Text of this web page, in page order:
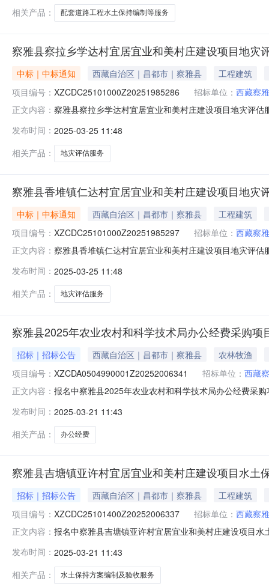
相关产品：
配套道路工程水土保持编制等服务
察雅县察拉乡学达村宜居宜业和美村庄建设项目地灾
中标｜中标通知 西藏自治区｜昌都市｜察雅县
工程建筑
项目编号： XZCDC25101000Z20251985286 招标单位： 西藏察
正文内容： 察雅县察拉乡学达村宜居宜业和美村庄建设项目地灾评
2025-02-2500:00:00发布时间：2025-02-2016:09:24采
发布时间： 2025-03-25 11:48
相关产品：
地灾评估服务
察雅县香堆镇仁达村宜居宜业和美村庄建设项目地灾
中标｜中标通知 西藏自治区｜昌都市｜察雅县
工程建筑
项目编号： XZCDC25101000Z20251985297 招标单位： 西藏察
正文内容： 察雅县香堆镇仁达村宜居宜业和美村庄建设项目地灾评
2025-02-2500:00:00发布时间：2025-02-2016:09:04采
发布时间： 2025-03-25 11:48
相关产品：
地灾评估服务
察雅县2025年农业农村和科学技术局办公经费采购项
招标｜招标公告 西藏自治区｜昌都市｜察雅县
农林牧渔
项目编号： XZCDA0504990001Z20252006341 招标单位： 西藏
正文内容： 报名中察雅县2025年农业农村和科学技术局办公经费采
时间：2025-03-2600:00:00发布时间：2025-03-
发布时间： 2025-03-21 11:43
相关产品：
办公经费
察雅县吉塘镇亚许村宜居宜业和美村庄建设项目水土
招标｜招标公告 西藏自治区｜昌都市｜察雅县
工程建筑
项目编号： XZCDC25101400Z20252006337 招标单位： 西藏察
正文内容： 报名中察雅县吉塘镇亚许村宜居宜业和美村庄建设项目
区昌都市察雅县农业农村和科学技术局：文件下载1预
发布时间： 2025-03-21 11:43
相关产品：
水土保持方案编制及验收服务